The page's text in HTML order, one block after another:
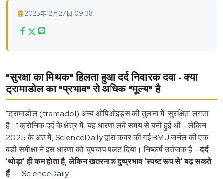
2025年12月27日 09:38
"सुरक्षा का मिथक" हिलता हुआ दर्द निवारक दवा - क्या
ट्रामाडोल का "प्रभाव" से अधिक "मूल्य" है
"ट्रामाडोल (tramadol) अन्य ओपिओइड्स की तुलना में 'सुरक्षित' लगता
है।" क्रोनिक दर्द के क्षेत्र में, यह धारणा लंबे समय से बनी हुई थी। लेकिन
2025 के अंत में, ScienceDaily द्वारा कवर की गई BMJ जर्नल की एक
बड़ी समीक्षा ने इस धारणा को चुपचाप पलट दिया। निष्कर्ष उत्तेजक है -दर्द
'थोड़ा' ही कम होता है, लेकिन खतरनाक दुष्प्रभाव 'स्पष्ट रूप से' बढ़ सकते
हैं। ScienceDaily